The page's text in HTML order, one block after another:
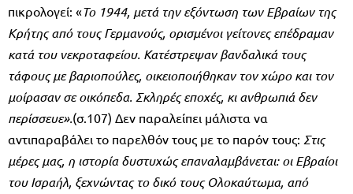
πικρολογεί: «Το 1944, μετά την εξόντωση των Εβραίων της
Κρήτης από τους Γερμανούς, ορισμένοι γείτονες επέδραμαν
κατά του νεκροταφείου. Κατέστρεψαν βανδαλικά τους
τάφους με βαριοπούλες, οικειοποιήθηκαν τον χώρο και τον
μοίρασαν σε οικόπεδα. Σκληρές εποχές, κι ανθρωπιά δεν
περίσσευε».(σ.107) Δεν παραλείπει μάλιστα να
αντιπαραβάλει το παρελθόν τους με το παρόν τους: Στις
μέρες μας, η ιστορία δυστυχώς επαναλαμβάνεται: οι Εβραίοι
του Ισραήλ, ξεχνώντας το δικό τους Ολοκαύτωμα, από